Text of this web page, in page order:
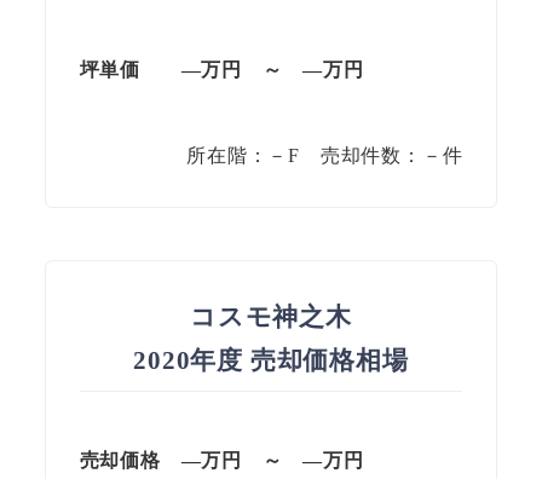
坪単価 —万円 ～—万円
所在階：－F 売却件数：－件
コスモ神之木
2020年度 売却価格相場
売却価格 —万円 ～—万円